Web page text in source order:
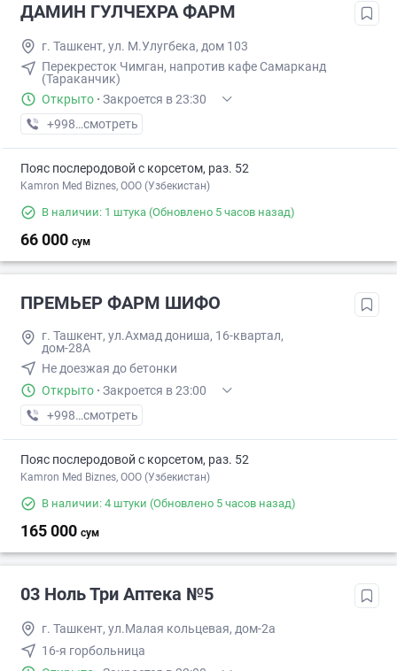
ДАМИН ГУЛЧЕХРА ФАРМ
г. Ташкент, ул. М.Улугбека, дом 103
Перекресток Чимган, напротив кафе Самарканд
(Тараканчик)
Открыто · Закроется в 23:30
+998 (97) XXX-XX-XX
смотреть
Пояс послеродовой с корсетом, раз. 52
Kamron Med Biznes, ООО (Узбекистан)
В наличии: 1 штука (Обновлено 5 часов назад)
66 000 сум
ПРЕМЬЕР ФАРМ ШИФО
г. Ташкент, ул.Ахмад дониша, 16-квартал,
дом-28А
Не доезжая до бетонки
Открыто · Закроется в 23:00
+998 (99) XXX-XX-XX
смотреть
Пояс послеродовой с корсетом, раз. 52
Kamron Med Biznes, ООО (Узбекистан)
В наличии: 4 штуки (Обновлено 5 часов назад)
165 000 сум
03 Ноль Три Аптека №5
г. Ташкент, ул.Малая кольцевая, дом-2а
16-я горбольница